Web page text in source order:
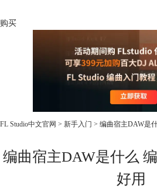
购买
FL Studio中文官网 > 新手入门 > 编曲宿主DAW是
编曲宿主DAW是什么
好用